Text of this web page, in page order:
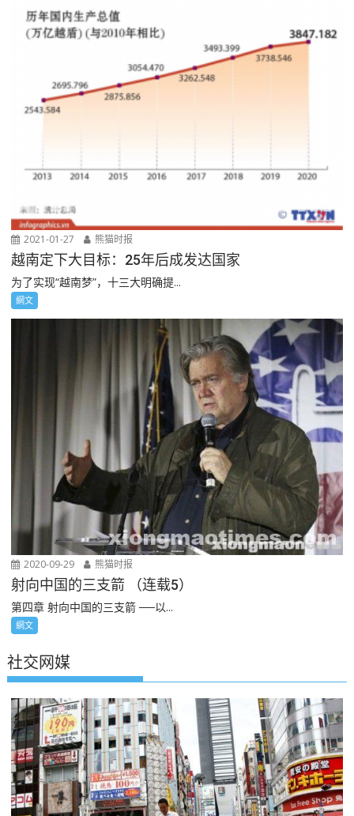
2021-01-27 熊猫时报
越南定下大目标：25年后成发达国家
为了实现“越南梦”，十三大明确提...
網文
2020-09-29 熊猫时报
射向中国的三支箭 （连载5）
第四章 射向中国的三支箭 ──以...
網文
社交网媒